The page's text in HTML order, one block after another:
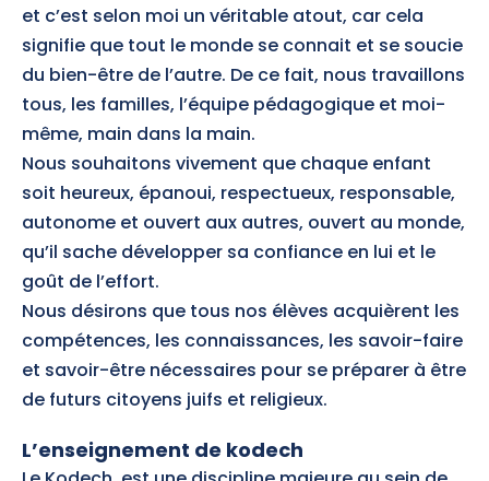
et c’est selon moi un véritable atout, car cela
signifie que tout le monde se connait et se soucie
du bien-être de l’autre. De ce fait, nous travaillons
tous, les familles, l’équipe pédagogique et moi-
même, main dans la main.
Nous souhaitons vivement que chaque enfant
soit heureux, épanoui, respectueux, responsable,
autonome et ouvert aux autres, ouvert au monde,
qu’il sache développer sa confiance en lui et le
goût de l’effort.
Nous désirons que tous nos élèves acquièrent les
compétences, les connaissances, les savoir-faire
et savoir-être nécessaires pour se préparer à être
de futurs citoyens juifs et religieux.
L’enseignement de kodech